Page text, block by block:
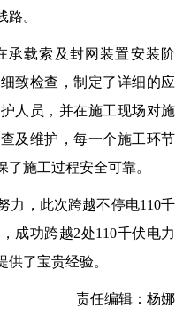
。
载索及封网装置安装阶
致检查，制定了详细的应
人员，并在施工现场对施
及维护，每一个施工环节
施工过程安全可靠。
，此次跨越不停电110千
成功跨越2处110千伏电力
了宝贵经验。
责任编辑：杨娜